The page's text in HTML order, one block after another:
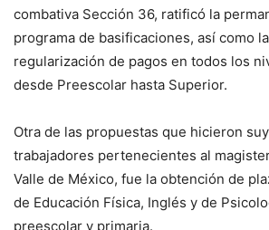
combativa Sección 36, ratificó la
programa de basificaciones, así como
regularización de pagos en todos los
desde Preescolar hasta Superior.
Otra de las propuestas que hicieron
trabajadores pertenecientes al
Valle de México, fue la obtención de
de Educación Física, Inglés y de
preescolar y primaria.